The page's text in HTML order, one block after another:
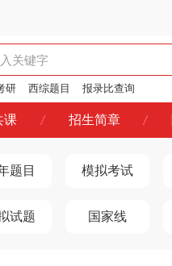
研 西综题目
报录比查询
研报名时间
课 招生简章
题目 模拟考试
试题 国家线